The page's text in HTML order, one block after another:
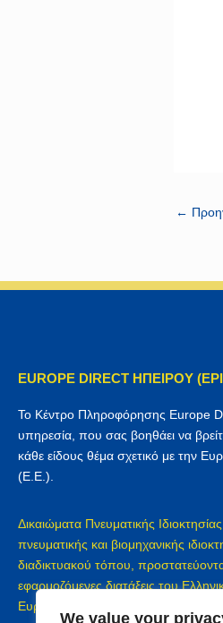
We value your
←
EUROPE DIRECT ΗΠΕΙΡΟΥ
Το Κέντρο Πληροφόρησης Europe
υπηρεσία, που σας βοηθάει να
κάθε είδους θέμα σχετικό με την
(Ε.Ε.).
Δικαιώματα Πνευματικής
πνευματικής και βιομηχανικής
διαδικτυακού τόπου,
εφαρμοζόμενες διατάξεις του
Ευρωπαϊκού δικαίου και των